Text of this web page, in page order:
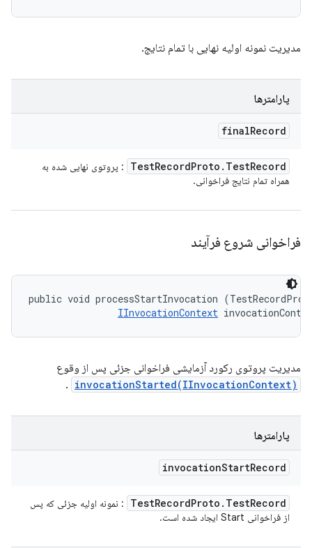
مدیریت نمونه اولیه نهایی با تمام نتایج.
پارامترها
finalRecord
TestRecordProto . TestRecord
: پروتوی نهایی شده به
همراه تمام نتایج فراخوانی.
فراخوانی شروع فرآیند
public void processStartInvocation
IInvocationContext
مدیریت پروتوی رکورد آزمایشی فراخوانی جزئی پس از وقوع
invocationStarted(IInvocationContext)
.
پارامترها
invocationStartRecord
TestRecordProto . TestRecord
: نمونه اولیه جزئی که پس
از فراخوانی Start ایجاد شده است.